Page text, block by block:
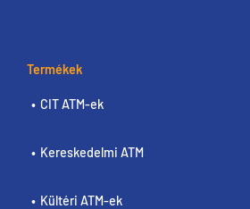
Termékek
CIT ATM-ek
Kereskedelmi ATM
Kültéri ATM-ek